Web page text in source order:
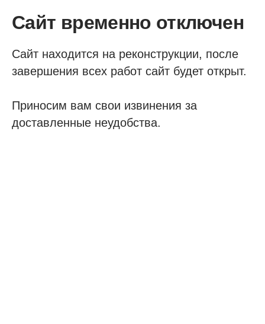
Сайт временно отключен
Сайт находится на реконструкции, после
завершения всех работ сайт будет открыт.
Приносим вам свои извинения за
доставленные неудобства.